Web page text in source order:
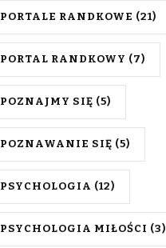
PORTALE RANDKOWE (21)
PORTAL RANDKOWY (7)
POZNAJMY SIĘ (5)
POZNAWANIE SIĘ (5)
PSYCHOLOGIA (12)
PSYCHOLOGIA MIŁOŚCI (3)